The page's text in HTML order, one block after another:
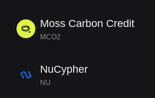
Moss Carbon Credit
MCO2
NuCypher
NU